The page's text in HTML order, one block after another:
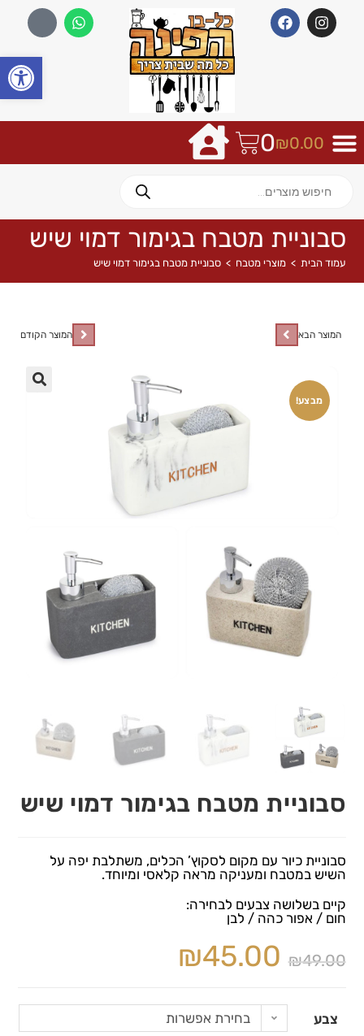
₪0.00
0
סבוניית מטבח בגימור דמוי שיש
עמוד הבית > מוצרי מטבח > סבוניית מטבח בגימור דמוי שיש
מבצע!
המוצר הקודם המוצר הבא
סבוניית מטבח בגימור דמוי שיש
סבוניית כיור עם מקום לסקוץ’ הכלים, משתלבת יפה על
השיש במטבח ומעניקה מראה קלאסי ומיוחד.
קיים בשלושה צבעים לבחירה:
חום / אפור כהה / לבן
₪49.00
₪45.00
צבע בחירת אפשרות